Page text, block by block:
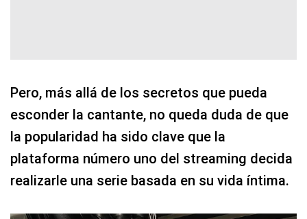
Pero, más allá de los secretos que pueda
esconder la cantante, no queda duda de que
la popularidad ha sido clave que la
plataforma número uno del streaming decida
realizarle una serie basada en su vida íntima.